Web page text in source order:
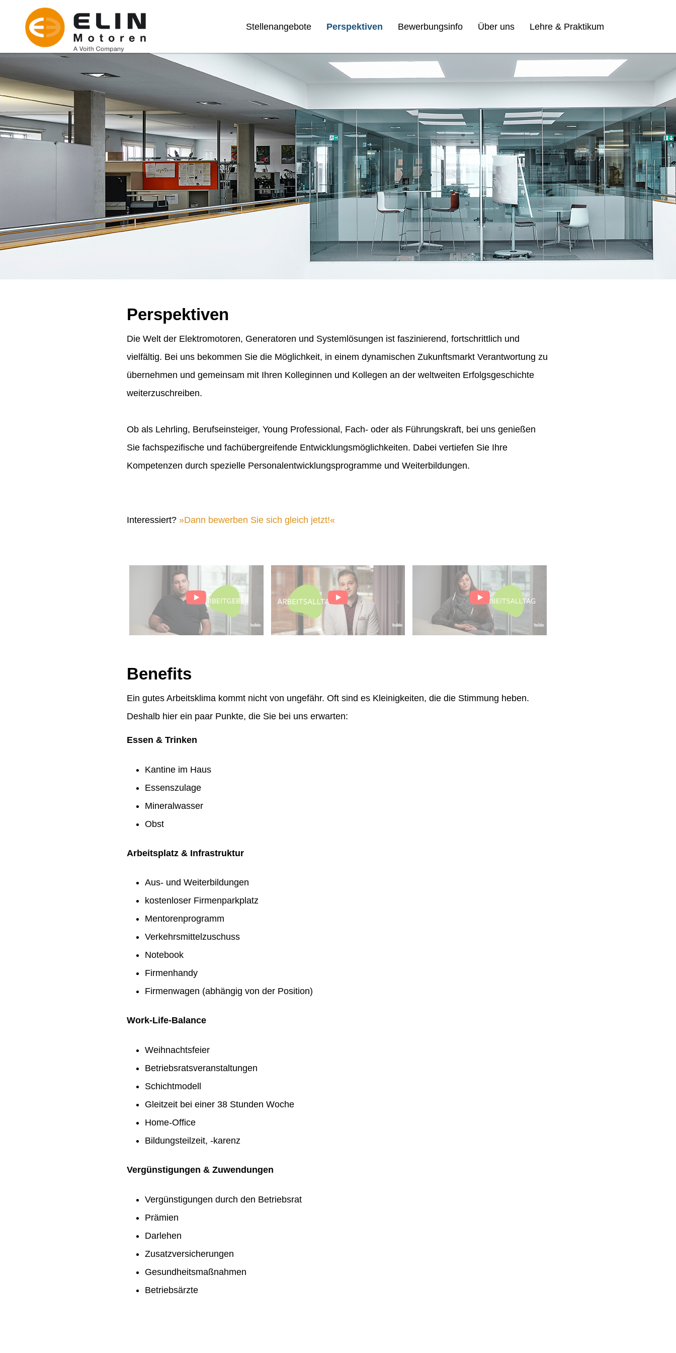
Stellenangebote Perspektiven Bewerbungsinfo Über uns Lehre & Praktikum
Perspektiven
Die Welt der Elektromotoren, Generatoren und Systemlösungen ist faszinierend, fortschrittlich und
vielfältig. Bei uns bekommen Sie die Möglichkeit, in einem dynamischen Zukunftsmarkt Verantwortung zu
übernehmen und gemeinsam mit Ihren Kolleginnen und Kollegen an der weltweiten Erfolgsgeschichte
weiterzuschreiben.
Ob als Lehrling, Berufseinsteiger, Young Professional, Fach- oder als Führungskraft, bei uns genießen
Sie fachspezifische und fachübergreifende Entwicklungsmöglichkeiten. Dabei vertiefen Sie Ihre
Kompetenzen durch spezielle Personalentwicklungsprogramme und Weiterbildungen.
Interessiert? Dann bewerben Sie sich gleich jetzt!
Benefits
Ein gutes Arbeitsklima kommt nicht von ungefähr. Oft sind es Kleinigkeiten, die die Stimmung heben.
Deshalb hier ein paar Punkte, die Sie bei uns erwarten:
Essen & Trinken
Kantine im Haus
Essenszulage
Mineralwasser
Obst
Arbeitsplatz & Infrastruktur
Aus- und Weiterbildungen
kostenloser Firmenparkplatz
Mentorenprogramm
Verkehrsmittelzuschuss
Notebook
Firmenhandy
Firmenwagen (abhängig von der Position)
Work-Life-Balance
Weihnachtsfeier
Betriebsratsveranstaltungen
Schichtmodell
Gleitzeit bei einer 38 Stunden Woche
Home-Office
Bildungsteilzeit, -karenz
Vergünstigungen & Zuwendungen
Vergünstigungen durch den Betriebsrat
Prämien
Darlehen
Zusatzversicherungen
Gesundheitsmaßnahmen
Betriebsärzte